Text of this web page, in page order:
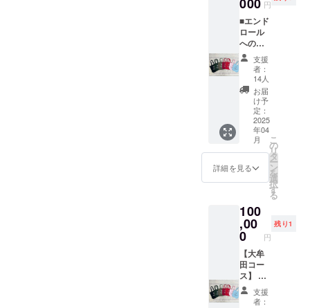
子ギフ
ト」(５
個入り)
※原材料
及び添
加物等
の食品
表示は
お届け
商品の
ラベル
に表記
されま
す。 商
品開封
リター
ンに貼
付され
たラベ
ルや注
意書き
をご確
認くだ
さい。
きま
す。)
1枚 ■オ
オムタ
アツシ
認定ス
テッ
カー
１枚(デ
ザイン
未定) ■
劇中に
も出て
くる焼
き菓
リープ
ランツ
の焼き
菓子ギ
フト」
(11個入
り)
１箱
※原材料
000 円
■エンド
ロール
へのお
名前記
載(テキ
スト) ※
任意の
お名前
を10文
字以内
を備考
欄にご
入力く
ださ
い。 ■
瀬木直
からの
お礼
メール
■瀬木監
督書き
下ろし
エッセ
イ ■
トート
支援
者：
14人
お届
け予
定：
2025
年04
月
詳細を見る
こ
の
リ
タ
ー
ン
を
選
択
す
る
100
,00
0 円
残り1
【大牟
田コー
ス】 ■
エンド
ロール
支援
者：